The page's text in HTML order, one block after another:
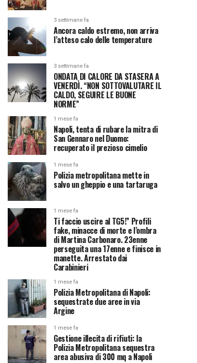
3 settimane fa
Ancora caldo estremo, non arriva
l’atteso calo delle temperature
3 settimane fa
ONDATA DI CALORE DA STASERA A
VENERDÌ. “NON SOTTOVALUTARE IL
CALDO, SEGUIRE LE BUONE
NORME”
1 mese fa
Napoli, tenta di rubare la mitra di
San Gennaro nel Duomo:
recuperato il prezioso cimelio
1 mese fa
Polizia metropolitana mette in
salvo un gheppio e una tartaruga
1 mese fa
Ti faccio uscire al TG5!” Profili
fake, minacce di morte e l’ombra
di Martina Carbonaro. 23enne
perseguita una 17enne e finisce in
manette. Arrestato dai
Carabinieri
1 mese fa
Polizia Metropolitana di Napoli:
sequestrate due aree in via
Argine
1 mese fa
Gestione illecita di rifiuti: la
Polizia Metropolitana sequestra
area abusiva di 300 mq a Napoli